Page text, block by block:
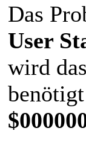
Das
User
wird